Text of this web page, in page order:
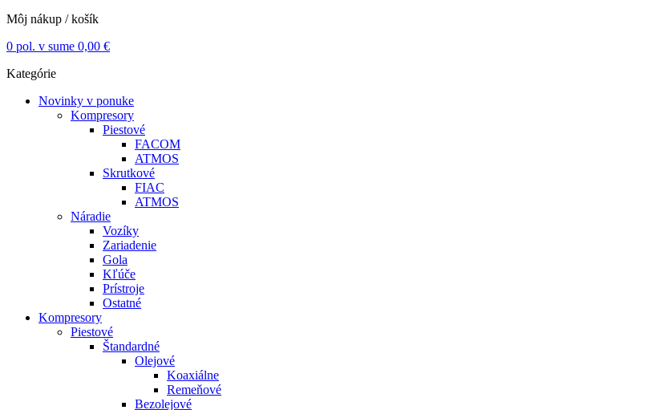
Môj nákup / košík
0 pol. v sume 0,00 €
Kategórie
Novinky v ponuke
Kompresory
Piestové
FACOM
ATMOS
Skrutkové
FIAC
ATMOS
Náradie
Vozíky
Zariadenie
Gola
Kľúče
Prístroje
Ostatné
Kompresory
Piestové
Štandardné
Olejové
Koaxiálne
Remeňové
Bezolejové